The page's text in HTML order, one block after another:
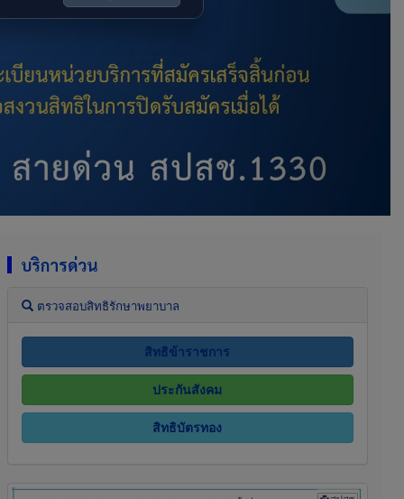
บริการด่วน
ตรวจสอบสิทธิรักษาพยาบาล
สิทธิข้าราชการ
ประกันสังคม
สิทธิบัตรทอง